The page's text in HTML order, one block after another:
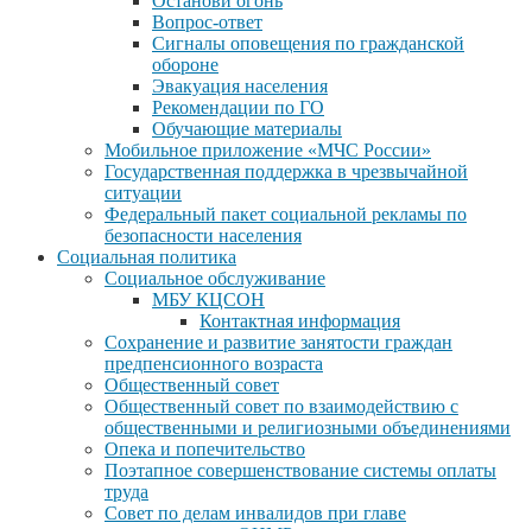
Вопрос-ответ
Сигналы оповещения по гражданской
обороне
Эвакуация населения
Рекомендации по ГО
Обучающие материалы
Мобильное приложение «МЧС России»
Государственная поддержка в чрезвычайной
ситуации
Федеральный пакет социальной рекламы по
безопасности населения
Социальная политика
Социальное обслуживание
МБУ КЦСОН
Контактная информация
Сохранение и развитие занятости граждан
предпенсионного возраста
Общественный совет
Общественный совет по взаимодействию с
общественными и религиозными объединениями
Опека и попечительство
Поэтапное совершенствование системы оплаты
труда
Совет по делам инвалидов при главе